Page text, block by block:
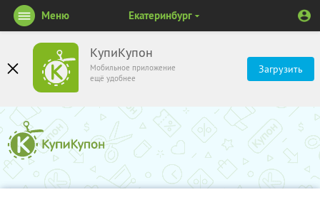
КупиКупон
Мобильное приложение
ещё удобнее
Загрузить
Меню Екатеринбург